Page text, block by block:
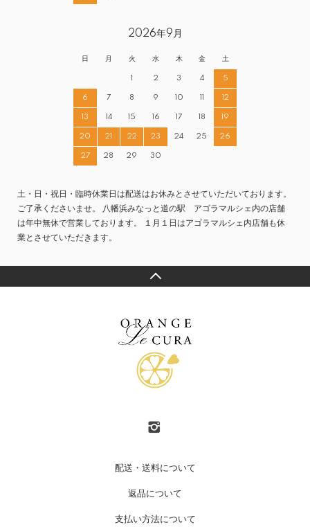
2026年9月
日 月 火 水 木 金 土
1 2 3 4 5
6 7 8 9 10 11 12
13 14 15 16 17 18 19
20 21 22 23 24 25 26
27 28 29 30
土・日・祝日・臨時休業日は配送はお休みとさせていただいております。
ご了承くださいませ。 八幡浜みなっと道の駅 アゴラマルシェ内の店舗
は年中無休で営業しております。 １月１日はアゴラマルシェ内店舗も休
業とさせていただきます。
配送・送料について
返品について
支払い方法について